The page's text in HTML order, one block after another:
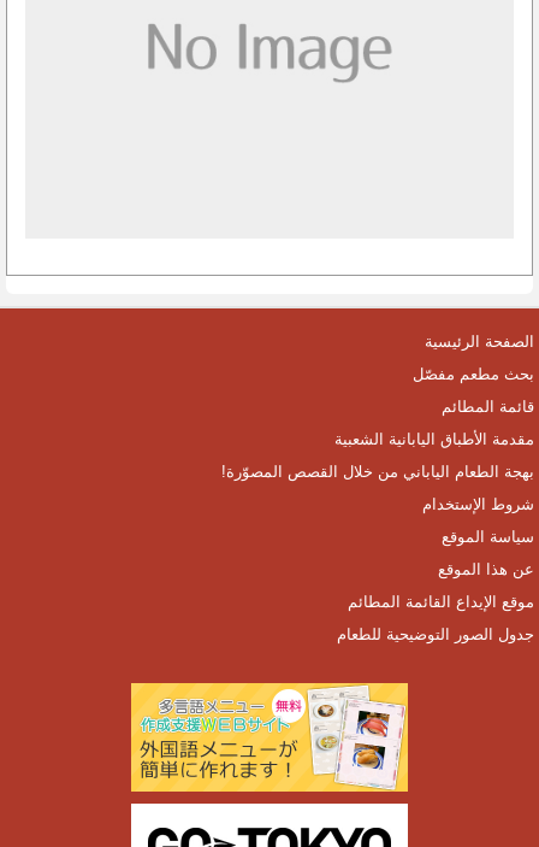
الصفحة الرئيسية
بحث مطعم مفصّل
قائمة المطائم
مقدمة الأطباق اليابانية الشعبية
بهجة الطعام الياباني من خلال القصص المصوّرة!
شروط الإستخدام
سياسة الموقع
عن هذا الموقع
موقع الإيداع القائمة المطائم
جدول الصور التوضيحية للطعام